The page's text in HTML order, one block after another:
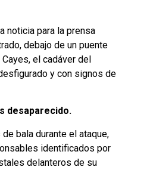
noticia para la prensa
debajo de un puente
el cadáver del
y con signos de
desaparecido.
bala durante el ataque,
identificados por
delanteros de su